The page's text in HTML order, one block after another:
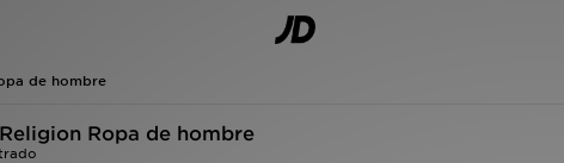
de hombre
Ropa de hombre